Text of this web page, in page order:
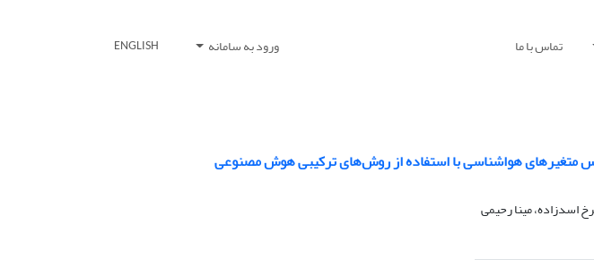
تماس با ما ورود به سامانه ENGLISH
هواشناسی با استفاده از روش‌های ترکیبی هوش مصنوعی
اسدزاده، مینا رحیمی